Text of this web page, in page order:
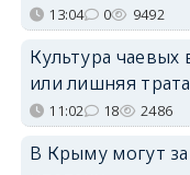
13:04 0 9492
Культура чаевых
или лишняя
11:02 18 2486
В Крыму могут